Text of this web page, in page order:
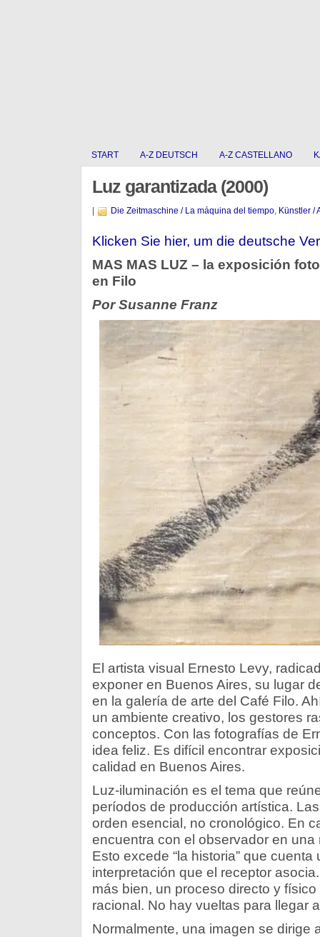
START A-Z DEUTSCH A-Z CASTELLANO
Luz garantizada (2000)
Die Zeitmaschine / La máquina del tiempo, Künstler /
Klicken Sie hier, um die deutsche
MAS MAS LUZ – la exposición
en Filo
Por Susanne Franz
El artista visual Ernesto Levy,
exponer en Buenos Aires, su lugar
en la galería de arte del Café Filo.
un ambiente creativo, los gestores
conceptos. Con las fotografías de
idea feliz. Es difícil encontrar
calidad en Buenos Aires.
Luz-iluminación es el tema que
períodos de producción artística.
orden esencial, no cronológico. En
encuentra con el observador en
Esto excede “la historia” que cuenta
interpretación que el receptor
más bien, un proceso directo y
racional. No hay vueltas para llegar a
Normalmente, una imagen se dirige